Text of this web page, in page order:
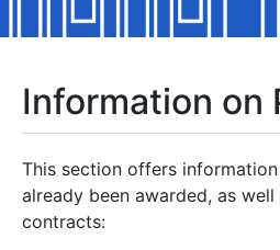
Show/Hide
Information on
This section offers
already been awarded, as
contracts: